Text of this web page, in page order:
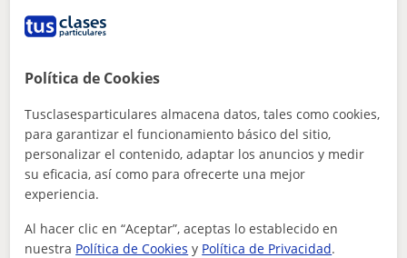
10
Valencia Capital, Xirivella, ...
Español para extranjeros
ESPAÑOL 100% CONVERSACIONAL
Política de Cookies
Tusclasesparticulares almacena datos, tales como cookies,
para garantizar el funcionamiento básico del sitio,
personalizar el contenido, adaptar los anuncios y medir
su eficacia, así como para ofrecerte una mejor
experiencia.
Al hacer clic en “Aceptar”, aceptas lo establecido en
nuestra Política de Cookies y Política de Privacidad.